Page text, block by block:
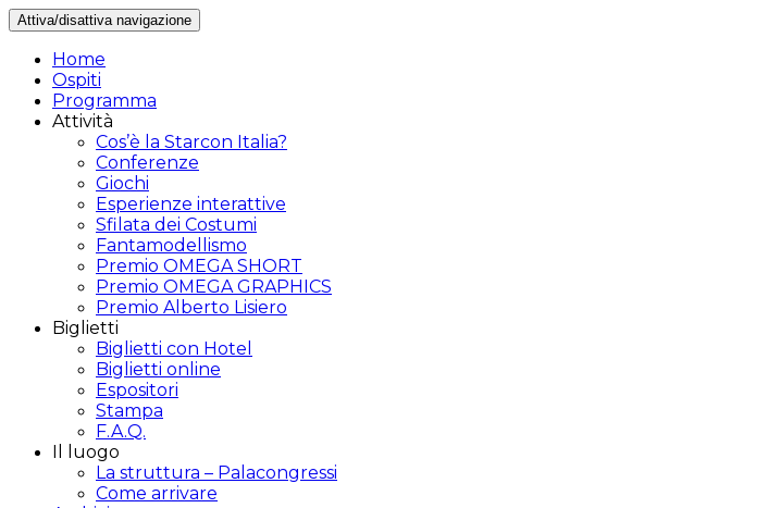
Attiva/disattiva navigazione
Home
Ospiti
Programma
Attività
Cos’è la Starcon Italia?
Conferenze
Giochi
Esperienze interattive
Sfilata dei Costumi
Fantamodellismo
Premio OMEGA SHORT
Premio OMEGA GRAPHICS
Premio Alberto Lisiero
Biglietti
Biglietti con Hotel
Biglietti online
Espositori
Stampa
F.A.Q.
Il luogo
La struttura – Palacongressi
Come arrivare